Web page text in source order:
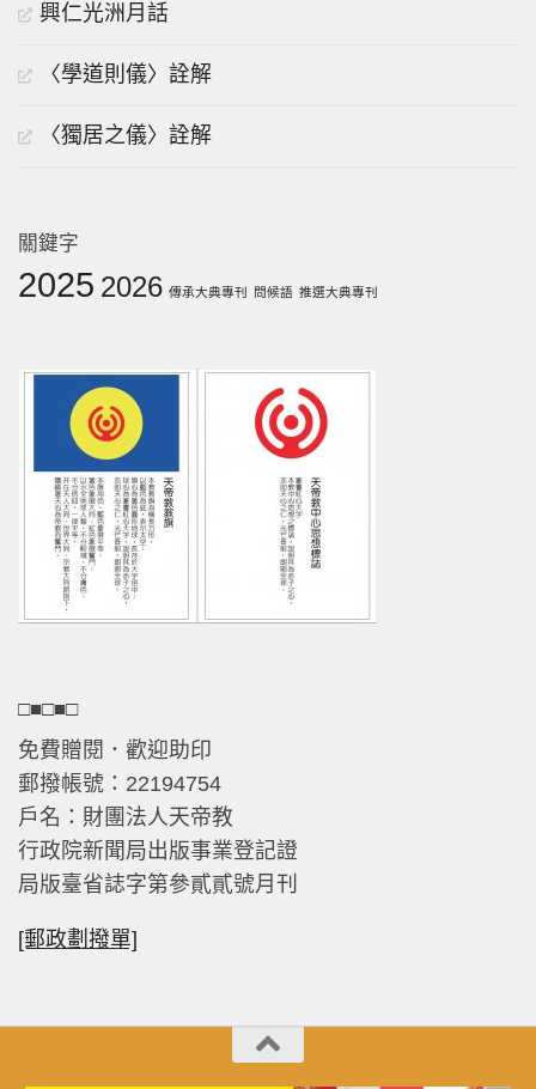
興仁光洲月話
〈學道則儀〉詮解
〈獨居之儀〉詮解
關鍵字
2025 2026 傳承大典專刊 問候語 推選大典專刊
□■□■□
免費贈閱．歡迎助印
郵撥帳號：22194754
戶名：財團法人天帝教
行政院新聞局出版事業登記證
局版臺省誌字第參貳貳號月刊
[郵政劃撥單]